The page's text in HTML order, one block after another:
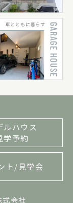
会社
ルハウス
学予約
ト/見学会